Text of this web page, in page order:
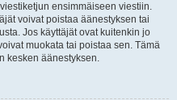
ensimmäiseen viestiin.
voivat poistaa äänestyksen tai
Jos käyttäjät ovat kuitenkin jo
muokata tai poistaa sen. Tämä
kesken äänestyksen.